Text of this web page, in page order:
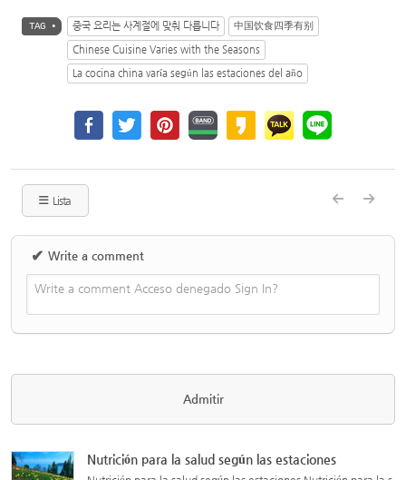
TAG • 중국 요리는 사계절에 맞춰 다릅니다
中国饮食四季有别
Chinese Cuisine Varies with the Seasons
La cocina china varía según las estaciones del año
Lista
✔ Write a comment
Write a comment Acceso denegado Sign In?
Nutrición para la salud según las estaciones